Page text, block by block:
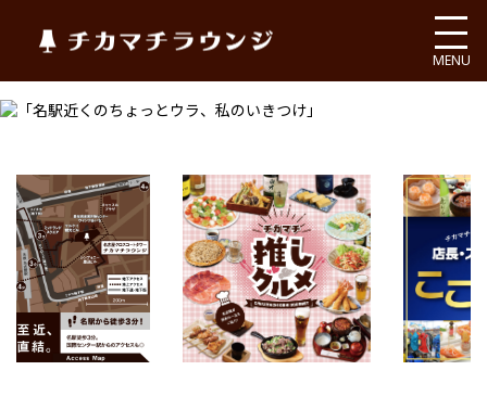
チカマチラウンジ
MENU